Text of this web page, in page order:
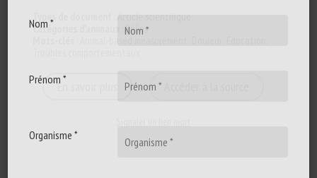
Types de document
Article scientifique
Catégories d'animaux
:Félins
En savoir plus
Nom *
Prénom *
Organisme *